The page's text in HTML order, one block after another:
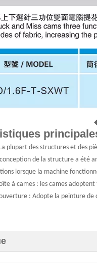
plupart des structures et des
de la structure a été
lorsque la machine
à cames : les cames
: Adopte la peinture de